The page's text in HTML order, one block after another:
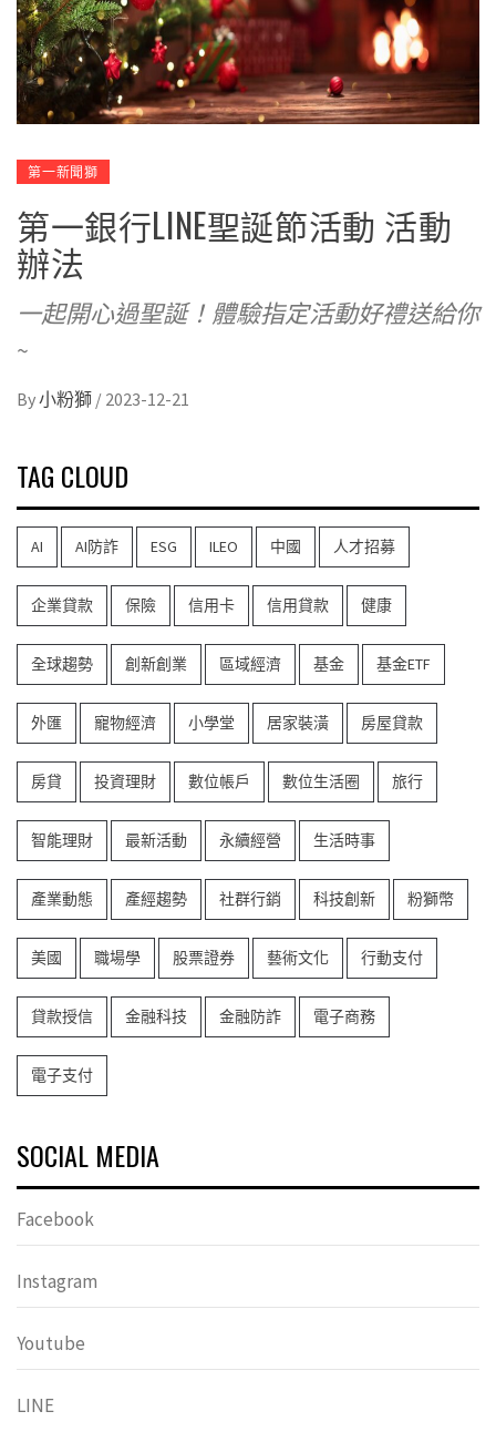
第一新聞獅
第一銀行LINE聖誕節活動 活動
辦法
一起開心過聖誕！體驗指定活動好禮送給你
~
By小粉獅 / 2023-12-21
TAG CLOUD
AI AI防詐 ESG ILEO 中國 人才招募
企業貸款 保險 信用卡 信用貸款 健康
全球趨勢 創新創業 區域經濟 基金 基金ETF
外匯 寵物經濟 小學堂 居家裝潢 房屋貸款
房貸 投資理財 數位帳戶 數位生活圈 旅行
智能理財 最新活動 永續經營 生活時事
產業動態 產經趨勢 社群行銷 科技創新 粉獅幣
美國 職場學 股票證券 藝術文化 行動支付
貸款授信 金融科技 金融防詐 電子商務
電子支付
SOCIAL MEDIA
Facebook
Instagram
Youtube
LINE